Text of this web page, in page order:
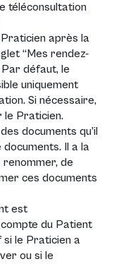
téléconsultation
après la
“Mes rendez-
Par défaut, le
uniquement
Si nécessaire,
le Praticien.
documents qu’il
Il a la
renommer, de
ces documents
est
du Patient
si le Praticien a
ou si le